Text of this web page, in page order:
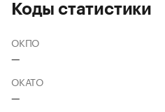
Коды статистики
ОКПО
—
ОКАТО
—